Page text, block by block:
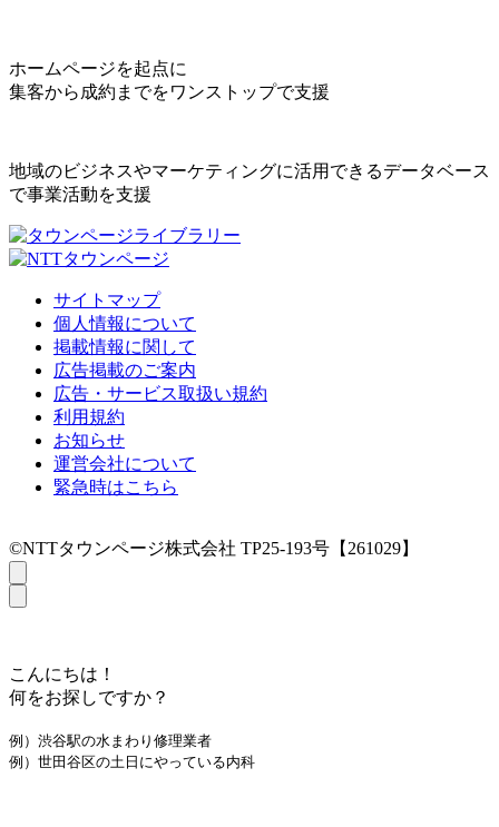
ホームページを起点に
集客から成約までをワンストップで支援
地域のビジネスやマーケティングに活用できるデータベース
で事業活動を支援
サイトマップ
個人情報について
掲載情報に関して
広告掲載のご案内
広告・サービス取扱い規約
利用規約
お知らせ
運営会社について
緊急時はこちら
©NTTタウンページ株式会社 TP25-193号【261029】
こんにちは！
何をお探しですか？
例）渋谷駅の水まわり修理業者
例）世田谷区の土日にやっている内科